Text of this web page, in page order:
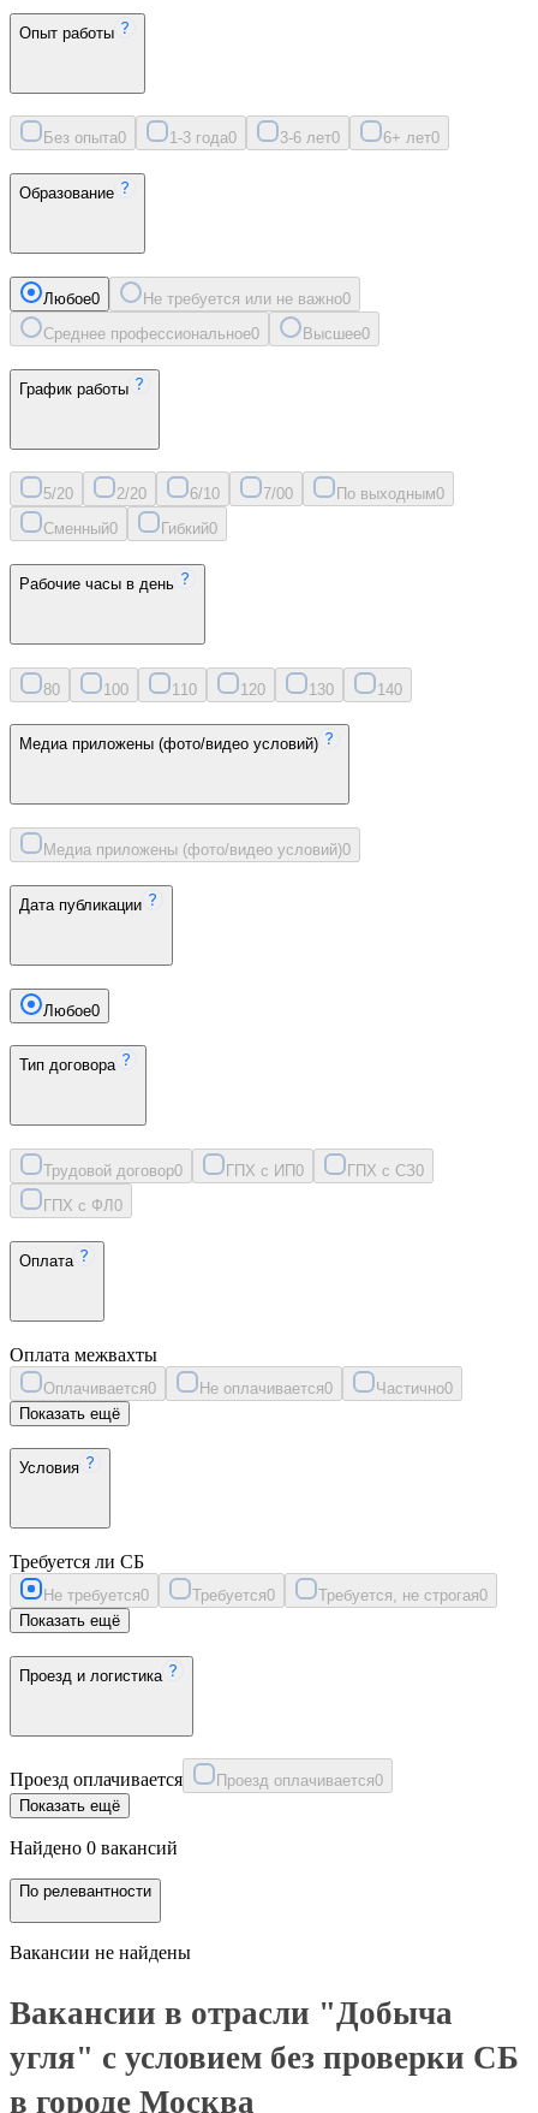
Опыт работы
Без опыта0 1-3 года0 3-6 лет0 6+ лет0
Образование
Любое0 Не требуется или не важно0
Среднее профессиональное0 Высшее0
График работы
5/20 2/20 6/10 7/00 По выходным0
Сменный0 Гибкий0
Рабочие часы в день
80 100 11 0 120 130 140
Медиа приложены (фото/видео условий)
Медиа приложены (фото/видео условий)0
Дата публикации
Любое0
Тип договора
Трудовой договор0 ГПХ с ИП0 ГПХ с СЗ0
ГПХ с ФЛ 0
Оплата
Оплата межвахты
Оплачивается0 Не оплачивается0 Частично0
Показать ещё
Условия
Требуется ли СБ
Не требуется0 Требуется0 Требуется, не строгая0
Показать ещё
Проезд и логистика
Проезд оплачивается Проезд оплачивается0
Показать ещё
Найдено 0 вакансий
По релевантности
Вакансии не найдены
Вакансии в отрасли "Добыча
угля" с условием без проверки СБ
в городе Москва